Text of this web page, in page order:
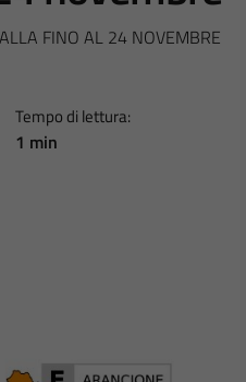
FINO AL 24 NOVEMBRE
Tempo di lettura:
1 min